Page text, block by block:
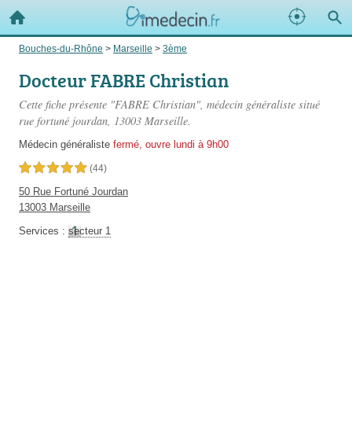
Bouches-du-Rhône > Marseille > 3ème
Docteur FABRE Christian
Cette fiche présente "FABRE Christian", médecin généraliste situé
rue fortuné jourdan, 13003 Marseille.
Médecin généraliste fermé, ouvre lundi à 9h00
5,0 étoiles sur 5 (44)
50 Rue Fortuné Jourdan
13003 Marseille
Services : secteur 1